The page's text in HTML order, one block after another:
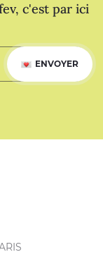
c'est par ici
ENVOYER